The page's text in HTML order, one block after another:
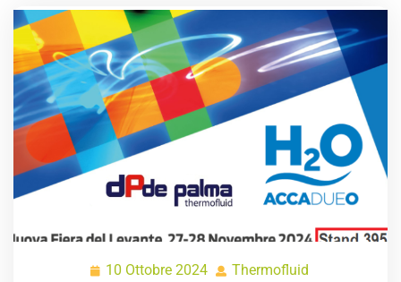
10 Ottobre 2024 10 Thermofluid